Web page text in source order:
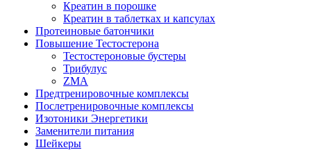
Креатин в порошке
Креатин в таблетках и капсулах
Протеиновые батончики
Повышение Тестостерона
Тестостероновые бустеры
Трибулус
ZMA
Предтренировочные комплексы
Послетренировочные комплексы
Изотоники Энергетики
Заменители питания
Шейкеры